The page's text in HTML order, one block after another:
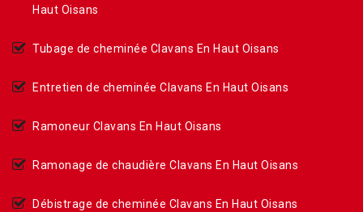
Haut Oisans
Tubage de cheminée Clavans En Haut Oisans
Entretien de cheminée Clavans En Haut Oisans
Ramoneur Clavans En Haut Oisans
Ramonage de chaudière Clavans En Haut Oisans
Débistrage de cheminée Clavans En Haut Oisans